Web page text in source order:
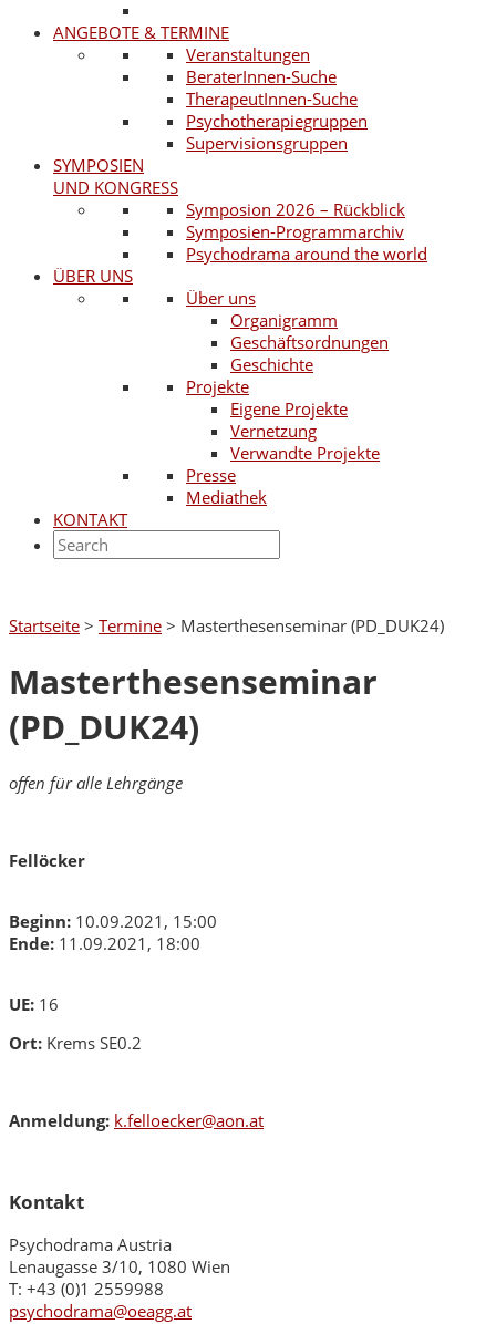
ANGEBOTE & TERMINE
Veranstaltungen
BeraterInnen-Suche
TherapeutInnen-Suche
Psychotherapiegruppen
Supervisionsgruppen
SYMPOSIEN
UND KONGRESS
Symposion 2026 – Rückblick
Symposien-Programmarchiv
Psychodrama around the world
ÜBER UNS
Über uns
Organigramm
Geschäftsordnungen
Geschichte
Projekte
Eigene Projekte
Vernetzung
Verwandte Projekte
Presse
Mediathek
KONTAKT
Startseite > Termine > Masterthesenseminar (PD_DUK24)
Masterthesenseminar
(PD_DUK24)
offen für alle Lehrgänge
Fellöcker
Beginn: 10.09.2021, 15:00
Ende: 11.09.2021, 18:00
UE: 16
Ort: Krems SE0.2
Anmeldung: k.felloecker@aon.at
Kontakt
Psychodrama Austria
Lenaugasse 3/10, 1080 Wien
T: +43 (0)1 2559988
psychodrama@oeagg.at